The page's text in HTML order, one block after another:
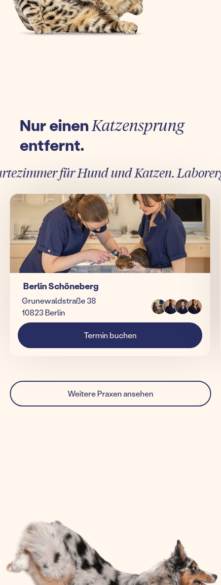
Nur einenKatzensprung
entfernt.
für Hund und Katzen.
Berlin Schöneberg
Grunewaldstraße 38
10823 Berlin
Termin buchen
Weitere Praxen ansehen